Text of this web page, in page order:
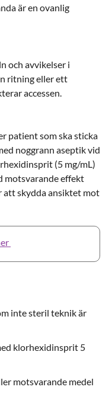
är en ovanlig
och avvikelser i
ritning eller ett
accessen.
patient som ska sticka
noggrann aseptik vid
(5 mg/mL)
motsvarande effekt
att skydda ansiktet mot
inte steril teknik är
klorhexidinsprit 5
motsvarande medel